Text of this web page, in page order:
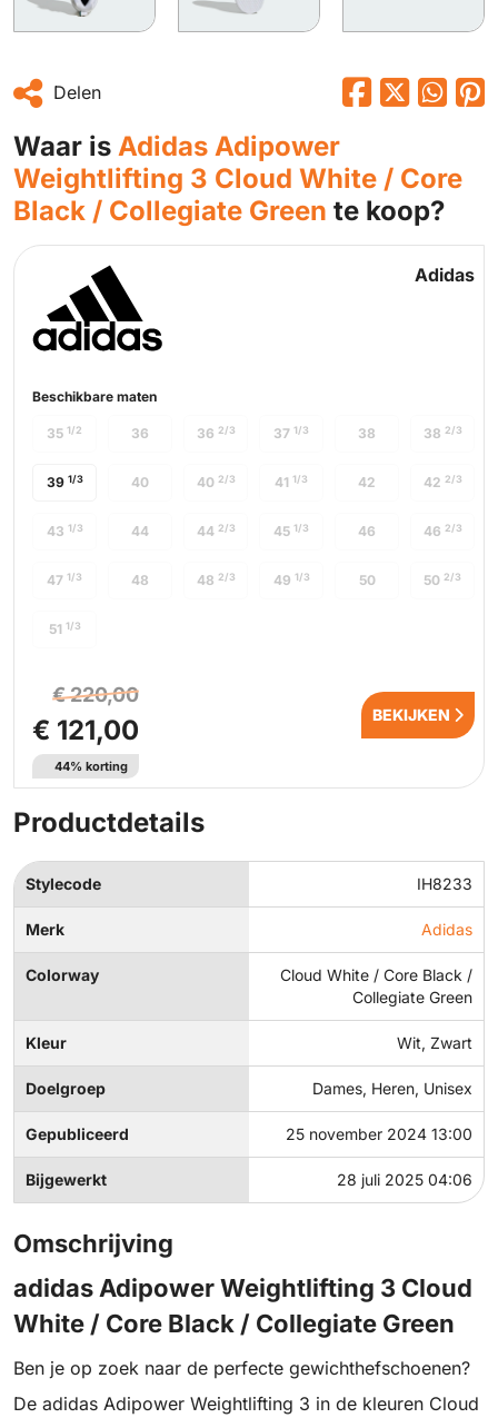
Delen
Waar is Adidas Adipower
Weightlifting 3 Cloud White / Core
Black / Collegiate Green te koop?
Adidas
Beschikbare maten
39 1/3
35 1/2 36 36 2/3 37 1/3 38 38 2/3
40 40 2/3 41 1/3 42 42 2/3
43 1/3 44 44 2/3 45 1/3 46 46 2/3
47 1/3 48 48 2/3 49 1/3 50 50 2/3
51 1/3
€ 220,00
€ 121,00
44% korting
BEKIJKEN
Productdetails
Stylecode IH8233
Merk Adidas
Colorway
Cloud White / Core Black /
Collegiate Green
Kleur Wit, Zwart
Doelgroep Dames, Heren, Unisex
Gepubliceerd 25 november 2024 13:00
Bijgewerkt 28 juli 2025 04:06
Omschrijving
adidas Adipower Weightlifting 3 Cloud
White / Core Black / Collegiate Green
Ben je op zoek naar de perfecte gewichthefschoenen?
De adidas Adipower Weightlifting 3 in de kleuren Cloud